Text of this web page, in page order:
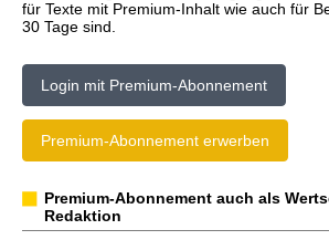
für Texte mit Premium-Inhalt wie auch für
30 Tage sind.
Login mit Premium-Abonnement
Premium-Abonnement erwerben
Premium-Abonnement auch als
Redaktion